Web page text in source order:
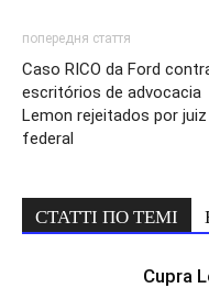
попередня стаття
Caso RICO da Ford
escritórios de advocacia
Lemon rejeitados por juiz
federal
СТАТТІ ПО ТЕМІ
Cupra